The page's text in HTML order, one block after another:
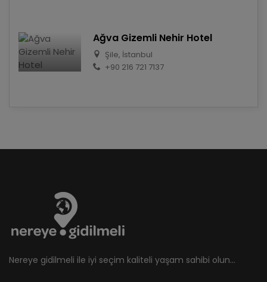
Ağva Gizemli Nehir Hotel
Şile, İstanbul
+90 216 721 7137
Nereye gidilmeli ile iyi seçim kaliteli yaşam sahibi olun...